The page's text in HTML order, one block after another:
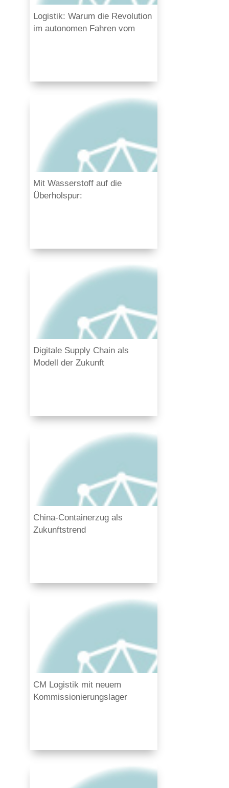
Logistik: Warum die Revolution
im autonomen Fahren vom
Mit Wasserstoff auf die
Überholspur:
Digitale Supply Chain als
Modell der Zukunft
China-Containerzug als
Zukunftstrend
CM Logistik mit neuem
Kommissionierungslager